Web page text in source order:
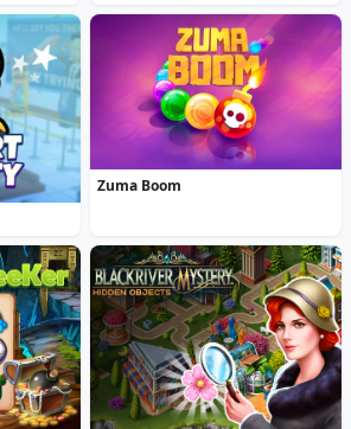
Zuma Boom